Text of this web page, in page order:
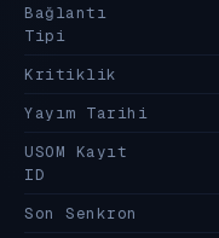
Bağlantı
Tipi
Kritiklik
Yayım Tarihi
USOM Kayıt
ID
Son Senkron